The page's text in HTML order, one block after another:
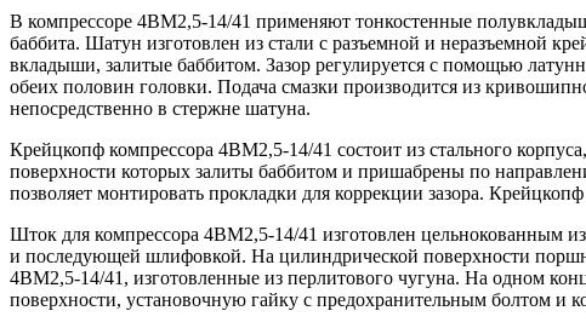
В компрессоре 4ВМ2,5-14/41 применяют тонкостенные
баббита. Шатун изготовлен из стали с разъемной и неразъемной
вкладыши, залитые баббитом. Зазор регулируется с помощью
обеих половин головки. Подача смазки производится из
непосредственно в стержне шатуна.
Крейцкопф компрессора 4ВМ2,5-14/41 состоит из стального
поверхности которых залиты баббитом и пришабрены по
позволяет монтировать прокладки для коррекции зазора.
Шток для компрессора 4ВМ2,5-14/41 изготовлен цельнокованным из
и последующей шлифовкой. На цилиндрической поверхности
4ВМ2,5-14/41, изготовленные из перлитового чугуна. На одном
поверхности, установочную гайку с предохранительным болтом и